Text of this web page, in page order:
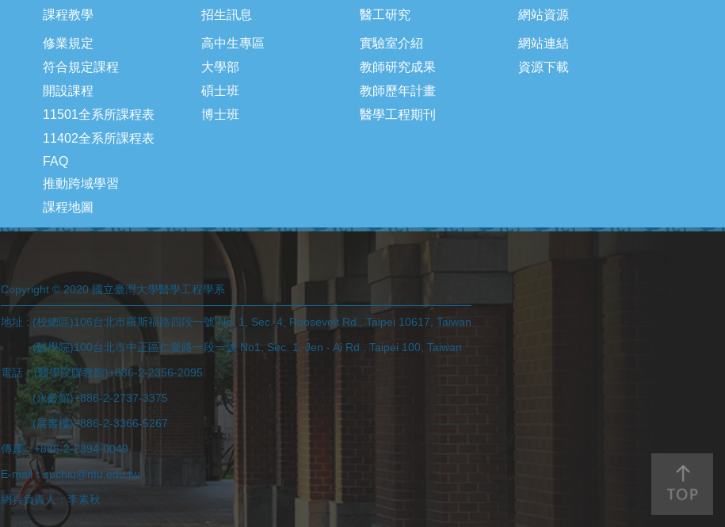
課程教學
修業規定
符合規定課程
開設課程
11501全系所課程表
11402全系所課程表
FAQ
推動跨域學習
課程地圖
招生訊息
高中生專區
大學部
碩士班
博士班
醫工研究
實驗室介紹
教師研究成果
教師歷年計畫
醫學工程期刊
網站資源
網站連結
資源下載
Copyright © 2020 國立臺灣大學醫學工程學系
地址 : (校總區)106台北市羅斯福路四段一號 No. 1, Sec. 4, Roosevelt Rd., Taipei 10617, Taiwan
(醫學院)100台北市中正區仁愛路一段一號 No1, Sec. 1, Jen - Ai Rd., Taipei 100, Taiwan
電話：(醫學院聯教館)+886-2-2356-2095
(永齡館)+886-2-2737-3375
(展書樓)+886-2-3366-5267
傳真：+886-2-2394-0049
E-mail：suchiu@ntu.edu.tw
網頁負責人：李素秋